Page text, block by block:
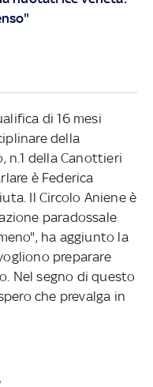
di 16 mesi
della
n.1 della Canottieri
è Federica
Il Circolo Aniene è
paradossale
ha aggiunto la
preparare
Nel segno di questo
che prevalga in